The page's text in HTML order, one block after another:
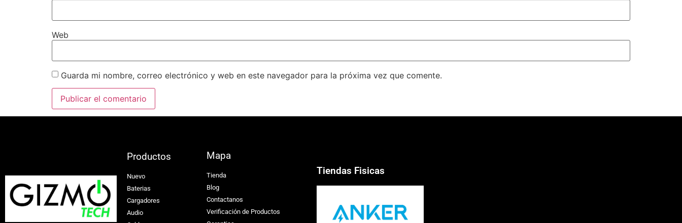
Web
Guarda mi nombre, correo electrónico y web en este navegador para la próxima vez que comente.
Productos
Nuevo
Baterias
Cargadores
Audio
Mapa
Tienda
Blog
Contactanos
Verificación de Productos
Tiendas Fisicas